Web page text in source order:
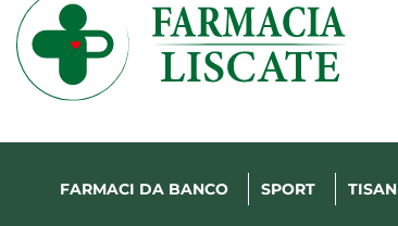
FarmaWeb
FARMACI DA BANCO SPORT